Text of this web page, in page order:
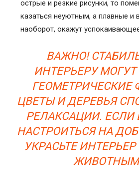
острые и резкие рисунки, то
казаться неуютным, а плавные и
наоборот, окажут
ВАЖНО!
ИНТЕРЬЕРУ
ГЕОМЕТРИЧЕСКИЕ
ЦВЕТЫ И ДЕРЕВЬЯ
РЕЛАКСАЦИИ. ЕСЛИ
НАСТРОИТЬСЯ НА
УКРАСЬТЕ